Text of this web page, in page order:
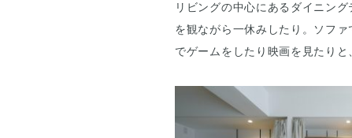
リビングの中心にあるダイニン
を観ながら一休みしたり。ソフ
でゲームをしたり映画を見たりと